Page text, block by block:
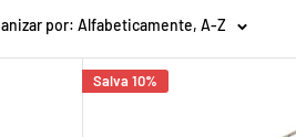
por: Alfabeticamente, A-Z
Salva 10%